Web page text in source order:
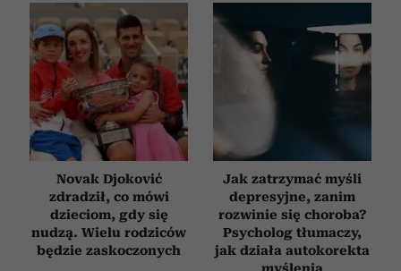
Novak Djoković
zdradził, co mówi
dzieciom, gdy się
nudzą. Wielu rodziców
będzie zaskoczonych
Jak zatrzymać myśli
depresyjne, zanim
rozwinie się choroba?
Psycholog tłumaczy,
jak działa autokorekta